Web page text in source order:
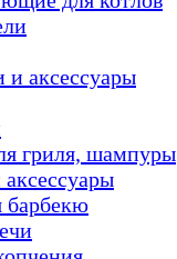
аксессуары
гриля, шампуры
барбекю